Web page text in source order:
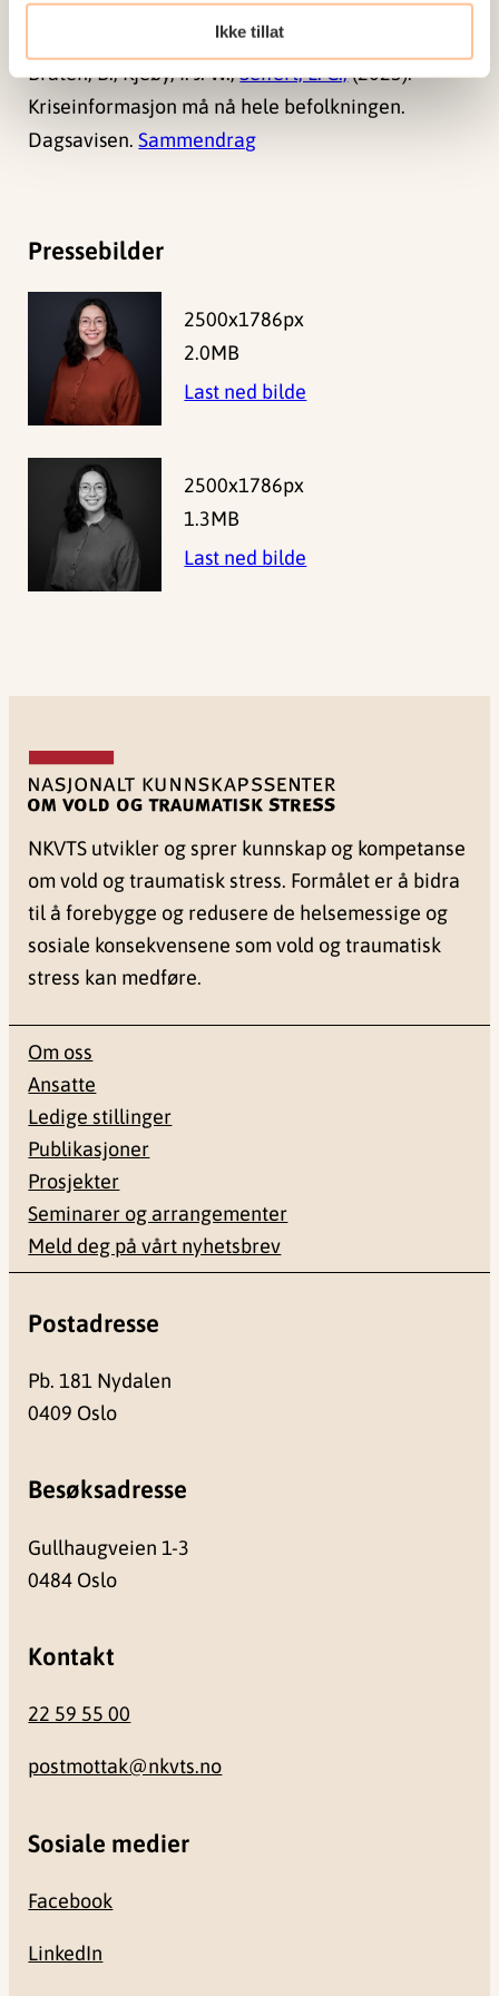
Ikke tillat
Andre publikasjoner
Bråten, B., Kjeøy, I. J. W.,Seifert, L. C.,(2023).
Kriseinformasjon må nå hele befolkningen.
Dagsavisen.Sammendrag
Pressebilder
2500x1786px
2.0MB
Last ned bilde
2500x1786px
1.3MB
Last ned bilde
NKVTS utvikler og sprer kunnskap og kompetanse
om vold og traumatisk stress. Formålet er å bidra
til å forebygge og redusere de helsemessige og
sosiale konsekvensene som vold og traumatisk
stress kan medføre.
Om oss
Ansatte
Ledige stillinger
Publikasjoner
Prosjekter
Seminarer og arrangementer
Meld deg på vårt nyhetsbrev
Postadresse
Pb. 181 Nydalen
0409 Oslo
Besøksadresse
Gullhaugveien 1-3
0484 Oslo
Kontakt
22 59 55 00
postmottak@nkvts.no
Sosiale medier
Facebook
LinkedIn